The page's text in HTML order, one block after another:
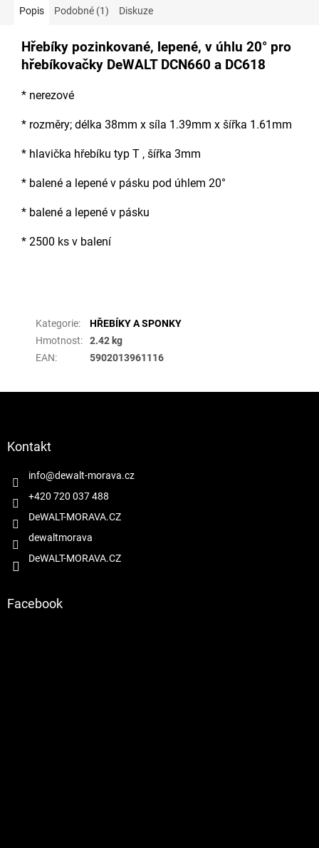
Popis Podobné (1) Diskuze
Hřebíky pozinkované, lepené, v úhlu 20° pro
hřebíkovačky DeWALT DCN660 a DC618
* nerezové
* rozměry; délka 38mm x síla 1.39mm x šířka 1.61mm
* hlavička hřebíku typ T , šířka 3mm
* balené a lepené v pásku pod úhlem 20°
* balené a lepené v pásku
* 2500 ks v balení
Kategorie:
HŘEBÍKY A SPONKY
Hmotnost:
2.42 kg
EAN: 5902013961116
Kontakt
info@dewalt-morava.cz
+420 720 037 488
DeWALT-MORAVA.CZ
dewaltmorava
DeWALT-MORAVA.CZ
Facebook